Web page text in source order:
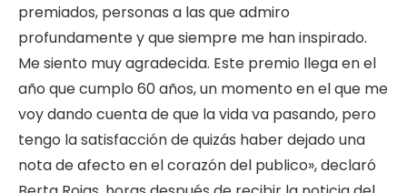
premiados, personas a las que admiro
profundamente y que siempre me han inspirado.
Me siento muy agradecida. Este premio llega en el
año que cumplo 60 años, un momento en el que me
voy dando cuenta de que la vida va pasando, pero
tengo la satisfacción de quizás haber dejado una
nota de afecto en el corazón del publico», declaró